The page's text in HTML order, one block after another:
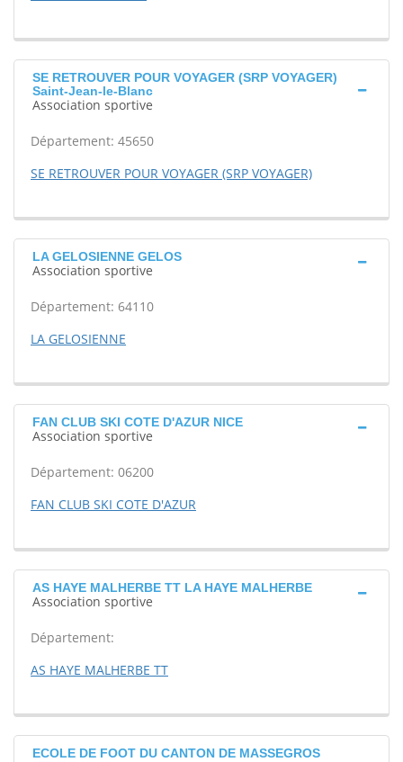
SE RETROUVER POUR VOYAGER (SRP VOYAGER)
Saint-Jean-le-Blanc
Association sportive
Département: 45650
SE RETROUVER POUR VOYAGER (SRP VOYAGER)
LA GELOSIENNE GELOS
Association sportive
Département: 64110
LA GELOSIENNE
FAN CLUB SKI COTE D'AZUR NICE
Association sportive
Département: 06200
FAN CLUB SKI COTE D'AZUR
AS HAYE MALHERBE TT LA HAYE MALHERBE
Association sportive
Département:
AS HAYE MALHERBE TT
ECOLE DE FOOT DU CANTON DE MASSEGROS